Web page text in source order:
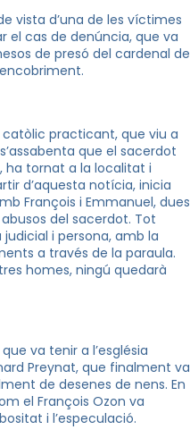
vista d’una de les víctimes
el cas de denúncia, que va
de presó del cardenal de
catòlic practicant, que viu a
que el sacerdot
ha tornat a la localitat i
d’aquesta notícia, inicia
François i Emmanuel, dues
del sacerdot. Tot
i persona, amb la
a través de la paraula.
homes, ningú quedarà
va tenir a l’església
Preynat, que finalment va
de desenes de nens. En
el François Ozon va
i l’especulació.